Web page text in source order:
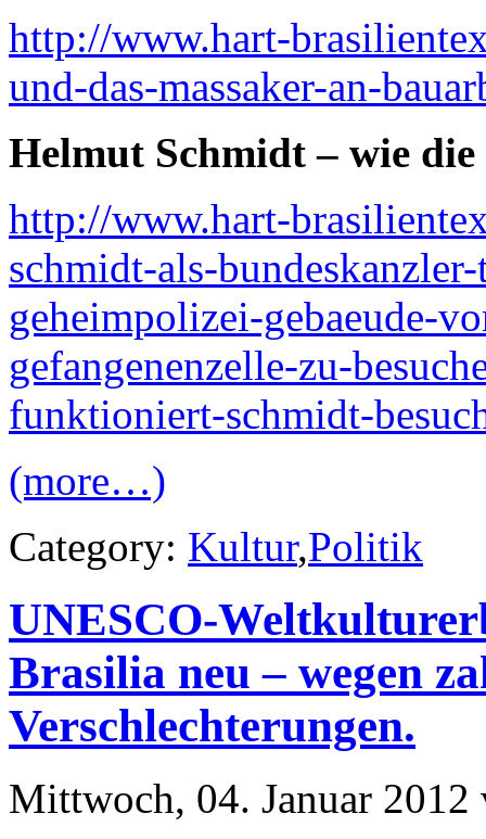
http://www.hart-
und-das-massaker-an-
Helmut Schmidt – wie
http://www.hart-
schmidt-als-
geheimpolizei-gebaeude-
gefangenenzelle-zu-
funktioniert-schmidt-
(more…)
Category: Kultur,Politik
UNESCO-
Brasilia neu – wegen
Verschlechterungen.
Mittwoch, 04. Januar